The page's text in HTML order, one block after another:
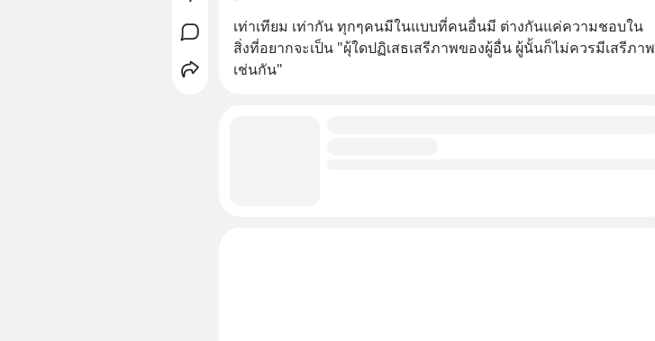
เท่าเทียม เท่ากัน ทุกๆคนมีในแบบที่คนอื่นมี ต่างกันแค่ความชอบใน
สิ่งที่อยากจะเป็น "ผุ้ใดปฏิเสธเสรีภาพของผู้อื่น ผู้นั้นก็ไม่ควรมีเสรีภาพ
เช่นกัน"